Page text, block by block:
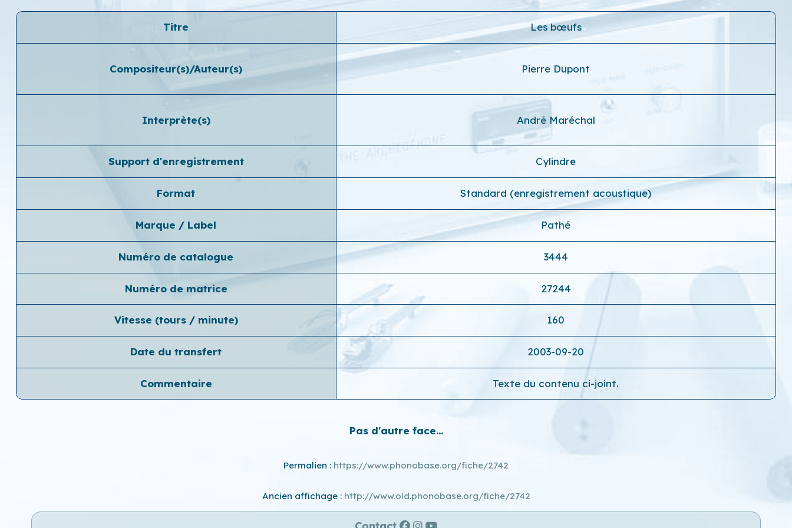
Titre Les bœufs
Compositeur(s)/Auteur(s) Pierre Dupont
Interprète(s) André Maréchal
Support d'enregistrement Cylindre
Format Standard (enregistrement acoustique)
Marque / Label Pathé
Numéro de catalogue 3444
Numéro de matrice 27244
Vitesse (tours / minute) 160
Date du transfert 2003-09-20
Commentaire Texte du contenu ci-joint.
Pas d'autre face...
Permalien : https://www.phonobase.org/fiche/2742
Ancien affichage : http://www.old.phonobase.org/fiche/2742